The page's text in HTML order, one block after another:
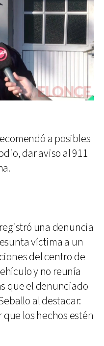
a posibles
dar aviso al 911
una denuncia
víctima a un
del centro de
y no reunía
que el denunciado
al destacar:
los hechos estén